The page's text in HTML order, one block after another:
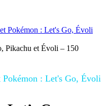
Pokémon : Let's Go, Évoli
Pikachu et Évoli – 150
Pokémon : Let's Go, Évoli